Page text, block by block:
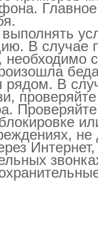
В случае
необходимо
рядом. В
не